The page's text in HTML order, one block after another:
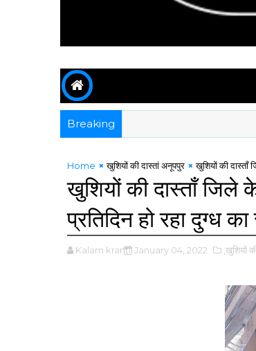
Breaking
Home खुशियों की दास्तां अनूपपुर खुशियों की दास्ताँ
खुशियों की दास्ताँ
प्रतिदिन हो रहा दुग्ध
Kalam kranti January 04, 2022 ,खुशियों